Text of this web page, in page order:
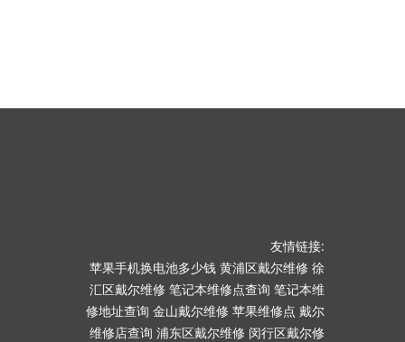
友情链接:
苹果手机换电池多少钱 黄浦区戴尔维修 徐
汇区戴尔维修 笔记本维修点查询 笔记本维
修地址查询 金山戴尔维修 苹果维修点 戴尔
维修店查询 浦东区戴尔维修 闵行区戴尔修